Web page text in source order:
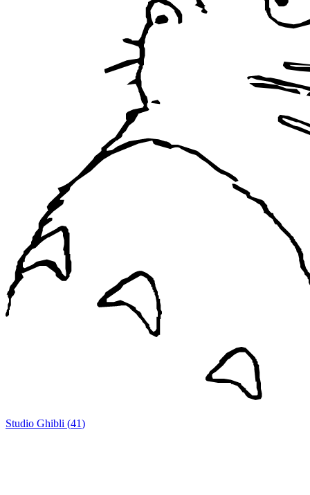
Studio Ghibli (41)